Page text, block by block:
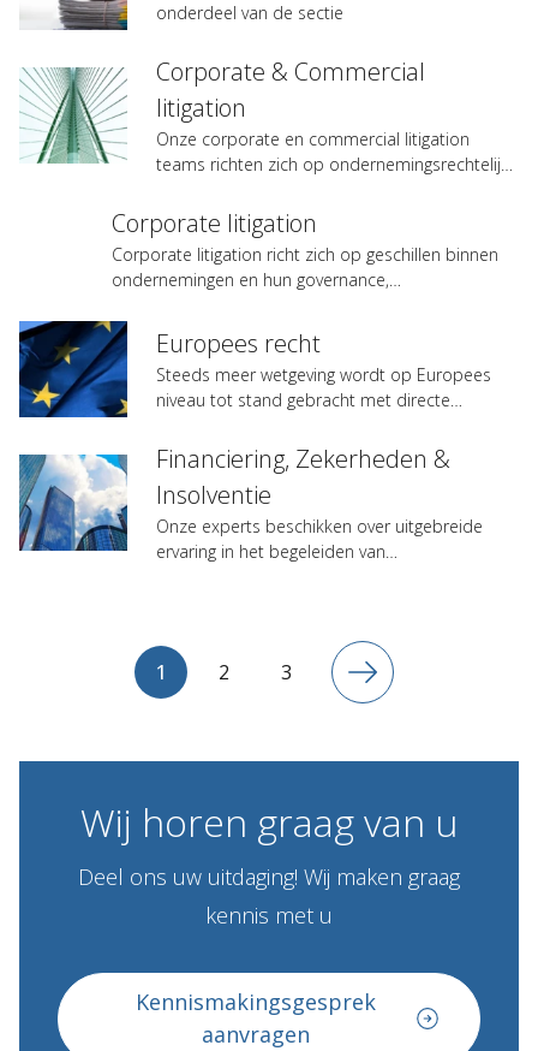
onderdeel van de sectie
Corporate & Commercial
litigation
Onze corporate en commercial litigation
teams richten zich op ondernemingsrechtelijke
Corporate litigation
Corporate litigation richt zich op geschillen binnen
ondernemingen en hun governance,…
Europees recht
Steeds meer wetgeving wordt op Europees
niveau tot stand gebracht met directe
Financiering, Zekerheden &
Insolventie
Onze experts beschikken over uitgebreide
ervaring in het begeleiden van
1 2 3
Wij horen graagvan u
Deel ons uw uitdaging! Wij maken graag
kennis met u
Kennismakingsgesprek
aanvragen